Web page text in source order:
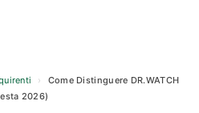
›
Come Distinguere DR.WATCH
2026)